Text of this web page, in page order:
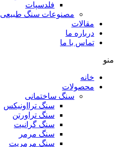
فلدسپات
مصنوعات سنگ طبیعی
مقالات
درباره ما
تماس با ما
منو
خانه
محصولات
سنگ ساختمانی
سنگ ترااونیکس
سنگ تراورتن
سنگ گرانیت
سنگ مرمر
سنگ مرمریت